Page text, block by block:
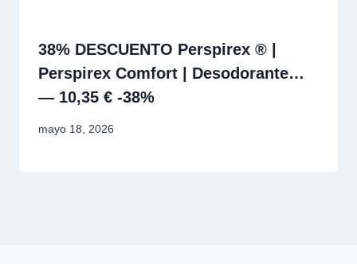
38% DESCUENTO Perspirex ® |
Perspirex Comfort | Desodorante…
— 10,35 € -38%
mayo 18, 2026